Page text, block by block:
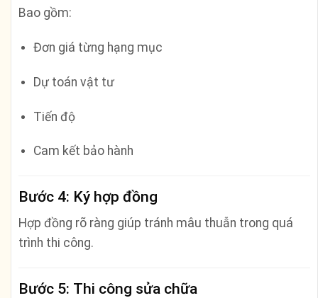
Bao gồm:
Đơn giá từng hạng mục
Dự toán vật tư
Tiến độ
Cam kết bảo hành
Bước 4: Ký hợp đồng
Hợp đồng rõ ràng giúp tránh mâu thuẫn trong quá
trình thi công.
Bước 5: Thi công sửa chữa